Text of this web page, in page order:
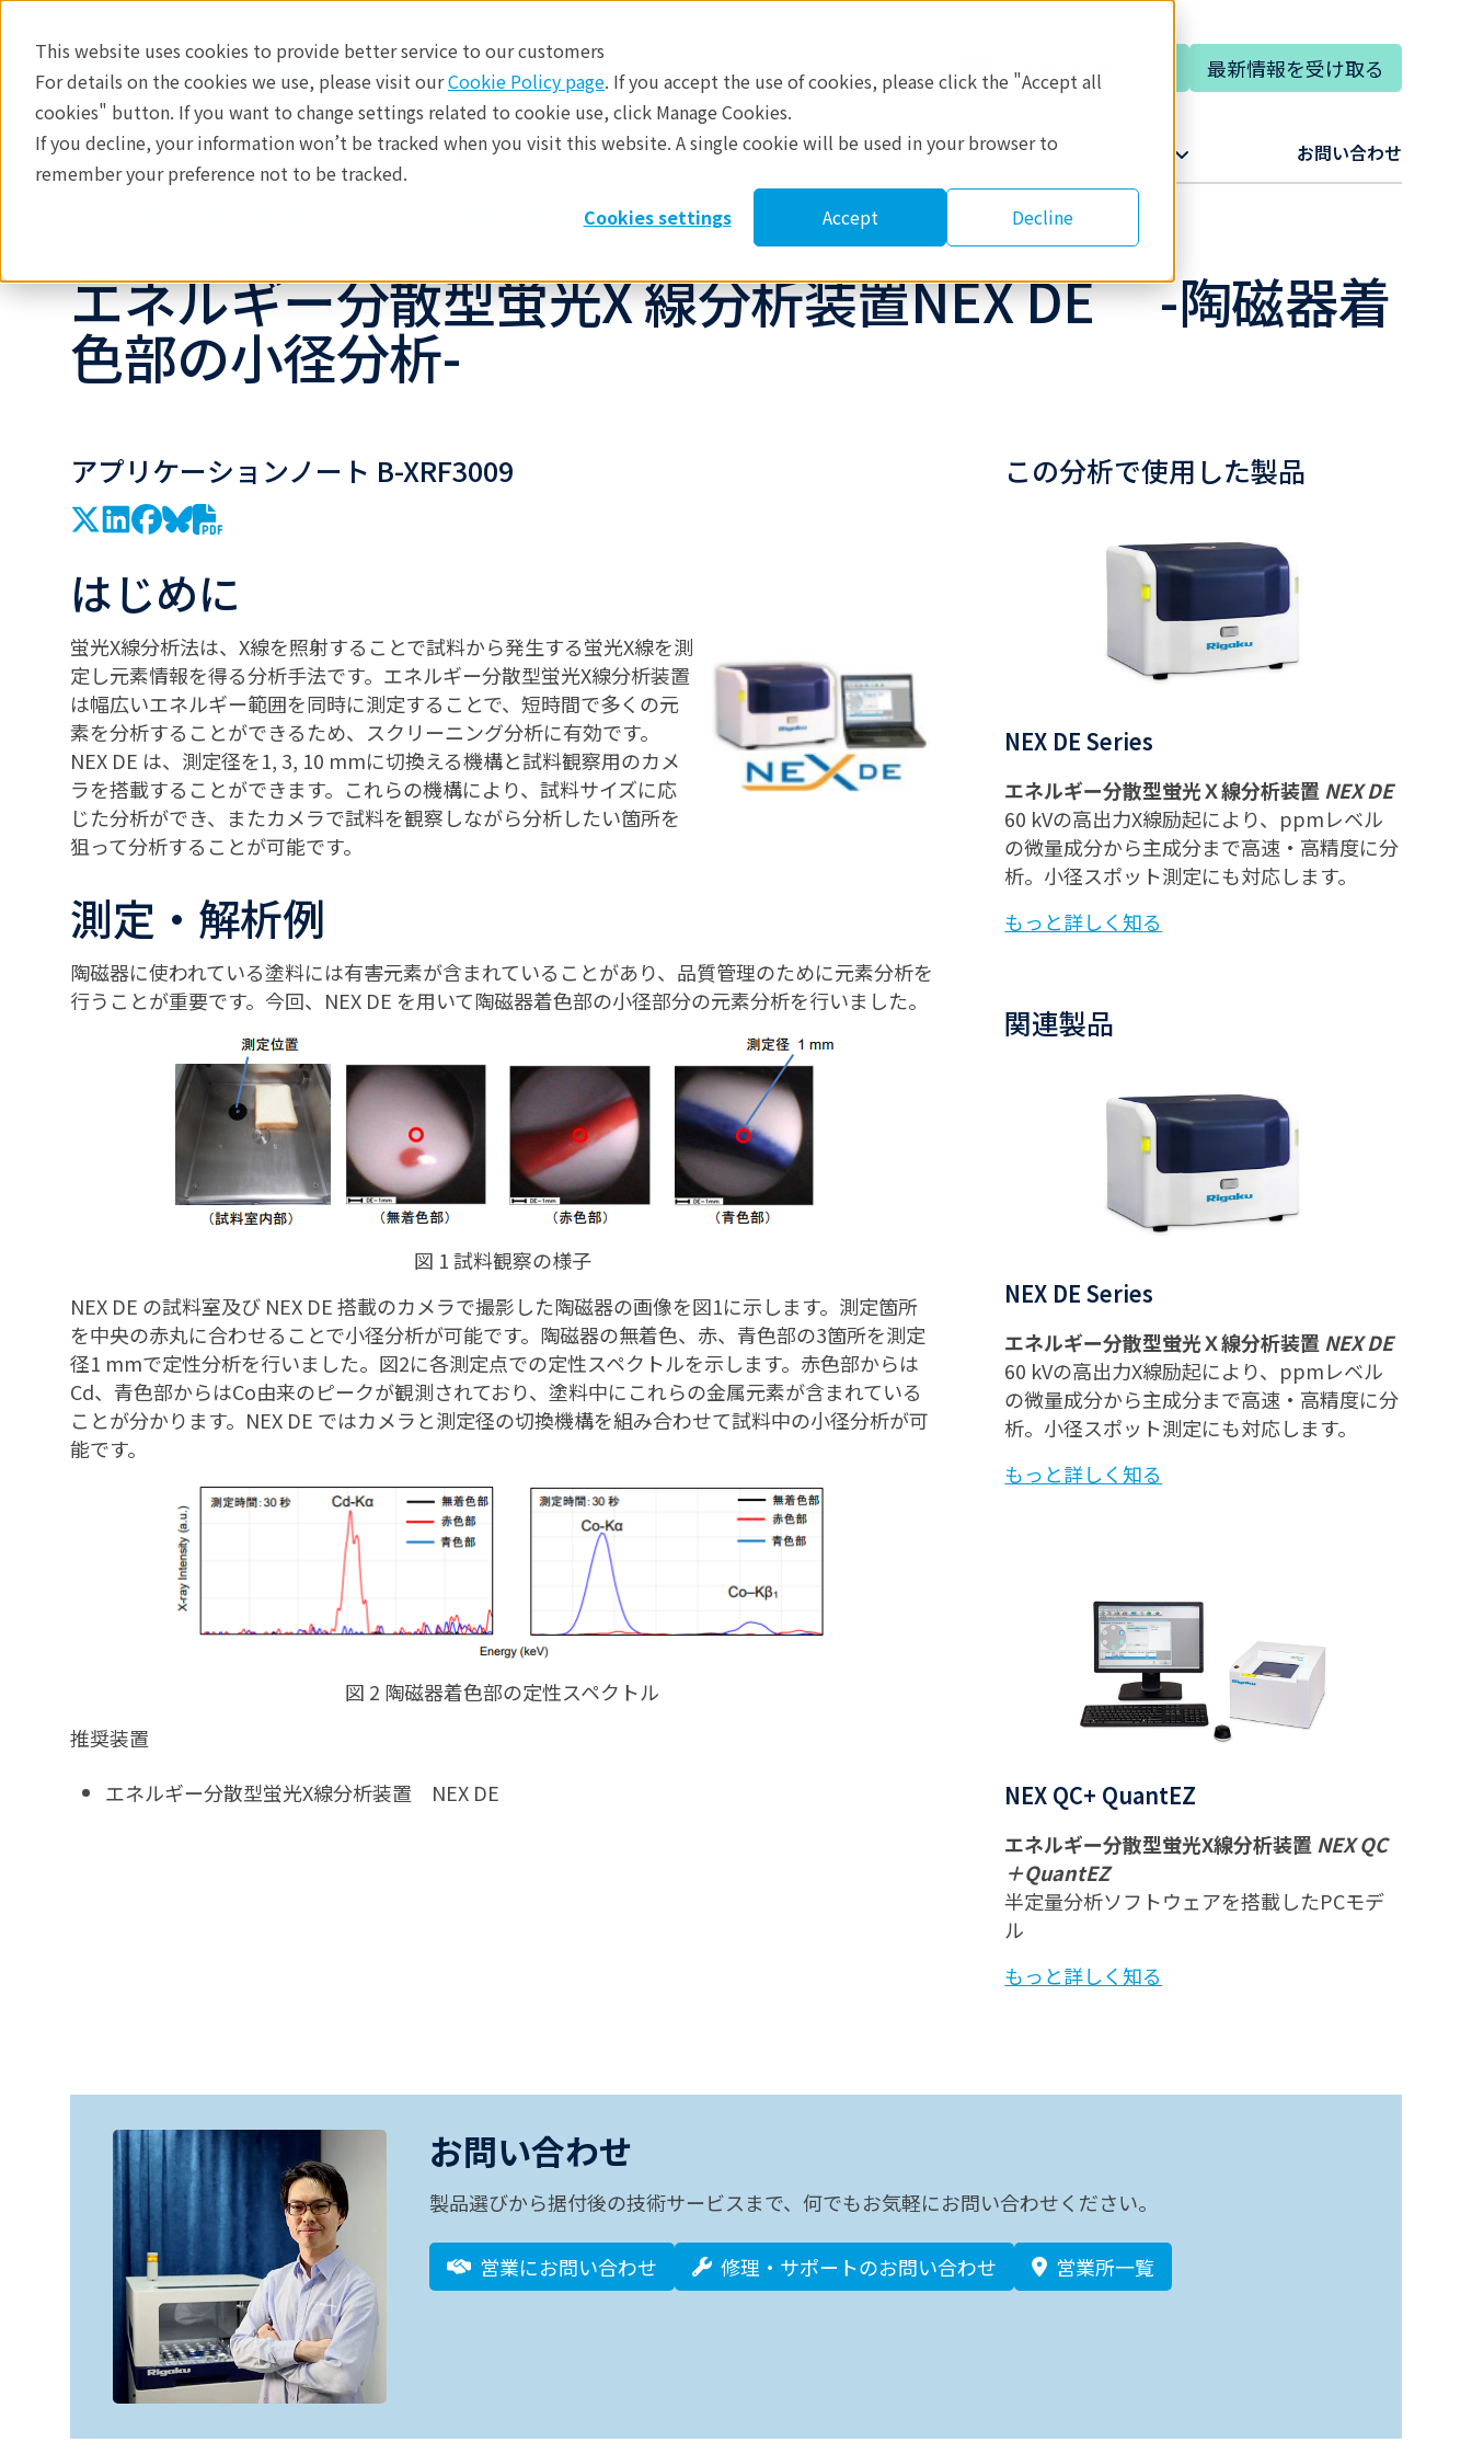
This website uses cookies to provide better service to our customers
For details on the cookies we use, please visit ourCookie Policy page. If you accept the use of cookies, please click the "Accept all
cookies" button. If you want to change settings related to cookie use, click Manage Cookies.
If you decline, your information won’t be tracked when you visit this website. A single cookie will be used in your browser to
remember your preference not to be tracked.
Cookies settings
Accept Decline
専門家に相談する 最新情報を受け取る
製品 産業分野​ 分析手法​ 参考資料 修理・サポート リガクについて​ お問い合わせ​
アプリケーションノート
エネルギー分散型蛍光X 線分析装置NEX DE -陶磁器着
色部の小径分析-
アプリケーションノート B-XRF3009
はじめに
蛍光X線分析法は、X線を照射することで試料から発生する蛍光X線を測
定し元素情報を得る分析手法です。エネルギー分散型蛍光X線分析装置
は幅広いエネルギー範囲を同時に測定することで、短時間で多くの元
素を分析することができるため、スクリーニング分析に有効です。
NEX DE は、測定径を1, 3, 10 mmに切換える機構と試料観察用のカメ
ラを搭載することができます。これらの機構により、試料サイズに応
じた分析ができ、またカメラで試料を観察しながら分析したい箇所を
狙って分析することが可能です。
測定・解析例
陶磁器に使われている塗料には有害元素が含まれていることがあり、品質管理のために元素分析を
行うことが重要です。今回、NEX DE を用いて陶磁器着色部の小径部分の元素分析を行いました。
図 1 試料観察の様子
NEX DE の試料室及び NEX DE 搭載のカメラで撮影した陶磁器の画像を図1に示します。測定箇所
を中央の赤丸に合わせることで小径分析が可能です。陶磁器の無着色、赤、青色部の3箇所を測定
径1 mmで定性分析を行いました。図2に各測定点での定性スペクトルを示します。赤色部からは
Cd、青色部からはCo由来のピークが観測されており、塗料中にこれらの金属元素が含まれている
ことが分かります。NEX DE ではカメラと測定径の切換機構を組み合わせて試料中の小径分析が可
能です。
図 2 陶磁器着色部の定性スペクトル
推奨装置
エネルギー分散型蛍光X線分析装置 NEX DE
この分析で使用した製品
NEX DE Series
エネルギー分散型蛍光Ｘ線分析装置 NEX DE
60 kVの高出力X線励起により、ppmレベル
の微量成分から主成分まで高速・高精度に分
析。小径スポット測定にも対応します。
もっと詳しく知る
関連製品
NEX DE Series
エネルギー分散型蛍光Ｘ線分析装置 NEX DE
60 kVの高出力X線励起により、ppmレベル
の微量成分から主成分まで高速・高精度に分
析。小径スポット測定にも対応します。
もっと詳しく知る
NEX QC+ QuantEZ
エネルギー分散型蛍光X線分析装置 NEX QC
＋QuantEZ
半定量分析ソフトウェアを搭載したPCモデ
ル
もっと詳しく知る
お問い合わせ
製品選びから据付後の技術サービスまで、何でもお気軽にお問い合わせください。
営業にお問い合わせ 修理・サポートのお問い合わせ 営業所一覧